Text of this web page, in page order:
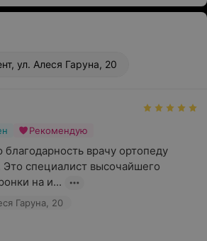
ул. Алеся Гаруна, 20
Рекомендую
врачу ортопеду
специалист высочайшего
на и...
Гаруна, 20